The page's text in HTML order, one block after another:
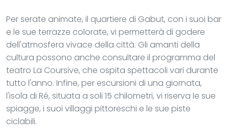
Per serate animate, il quartiere di Gabut, con i suoi bar
e le sue terrazze colorate, vi permetterà di godere
dell'atmosfera vivace della città. Gli amanti della
cultura possono anche consultare il programma del
teatro La Coursive, che ospita spettacoli vari durante
tutto l'anno. Infine, per escursioni di una giornata,
l'isola di Ré, situata a soli 15 chilometri, vi riserva le sue
spiagge, i suoi villaggi pittoreschi e le sue piste
ciclabili.